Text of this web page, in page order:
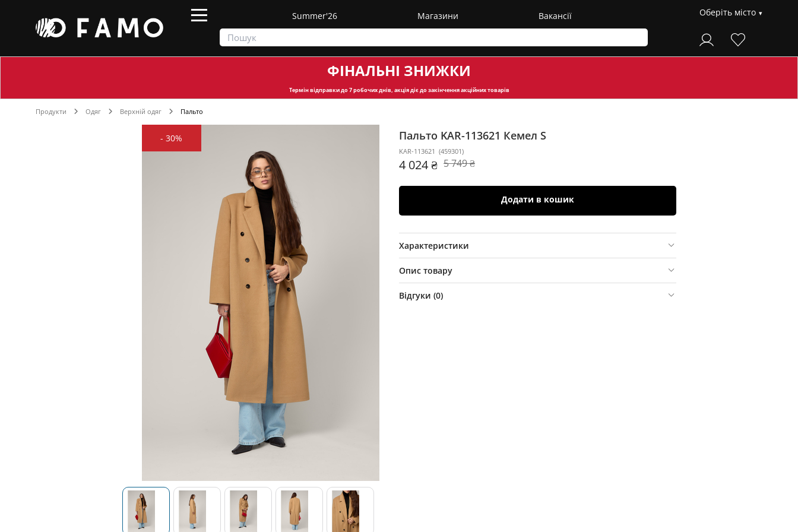
Summer'26 Магазини Вакансії Оберіть місто
ФІНАЛЬНІ ЗНИЖКИ
Термін відправкидо 7 робочих днів, акція діє до закінчення акційних товарів
Продукти Одяг Верхній одяг Пальто
-30% Пальто KAR-113621 Кемел S
KAR-113621 (459301)
4 024 ₴ 5 749 ₴
Додати в кошик
Характеристики
Опис товару
Відгуки (0)